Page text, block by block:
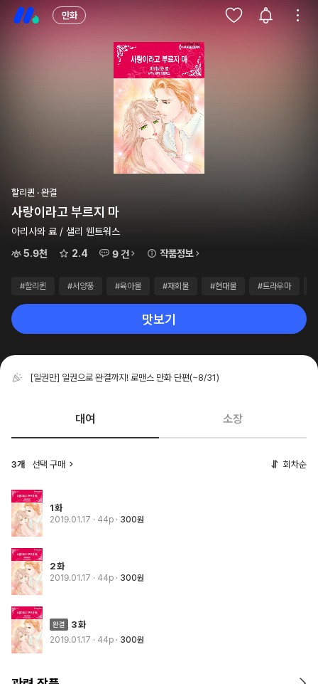
만화
할리퀸 · 완결
사랑이라고 부르지 마
아리사와 료 / 샐리 웬트워스
5.9천
2.4 9 건 작품정보
#할리퀸 #서양풍 #육아물 #재회물 #현대물 #트라우마
맛보기
[일권만] 일권으로 완결까지! 로맨스 만화 단편(~8/31)
대여 소장
3개 선택 구매 회차순
1화
2019.01.17 · 44p 300원
2화
2019.01.17 · 44p 300원
3화
2019.01.17 · 44p 300원